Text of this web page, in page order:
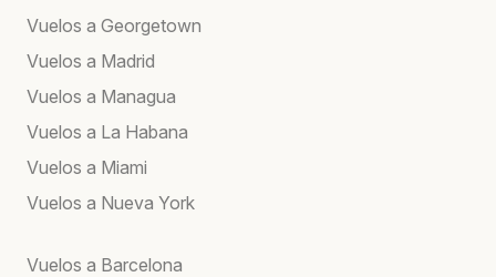
Vuelos a Georgetown
Vuelos a Madrid
Vuelos a Managua
Vuelos a La Habana
Vuelos a Miami
Vuelos a Nueva York
Vuelos a Barcelona